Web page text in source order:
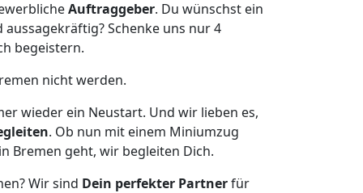
Auftraggeber. Du wünschst ein
Schenke uns nur 4
begeistern.
nicht werden.
wieder ein Neustart. Und wir lieben es,
. Ob nun mit einem Miniumzug
Bremen geht, wir begleiten Dich.
Wir sind Dein perfekter Partnerfür